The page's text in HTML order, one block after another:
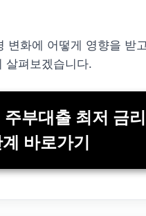
화에 어떻게 영향을 받
살펴보겠습니다.
부대출 최저 금
바로가기